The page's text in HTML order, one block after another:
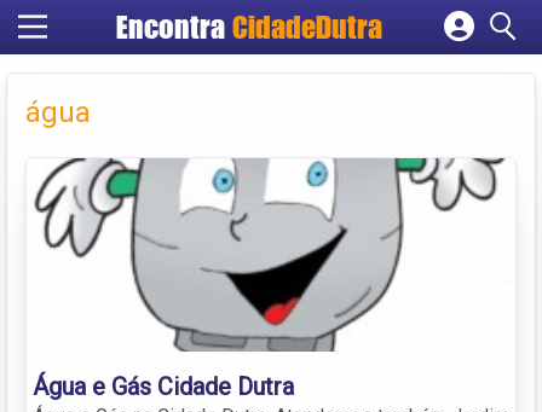
Encontra CidadeDutra
Cadastrar empresa
água
Água e Gás Cidade Dutra